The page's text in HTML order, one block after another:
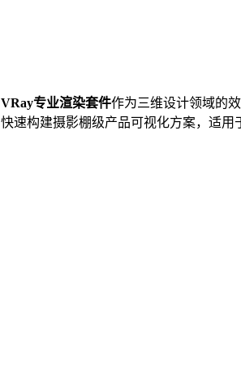
VRay专业渲染套件作为三维设计领域的
快速构建摄影棚级产品可视化方案，适用